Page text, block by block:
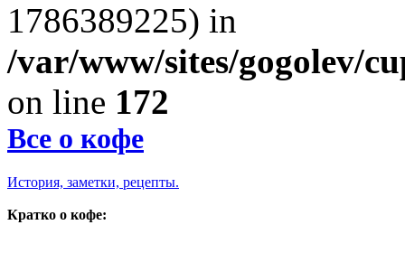
1786389225) in
/var/www/sites/gogolev/
on line 172
Все о кофе
История, заметки, рецепты.
Кратко о кофе: